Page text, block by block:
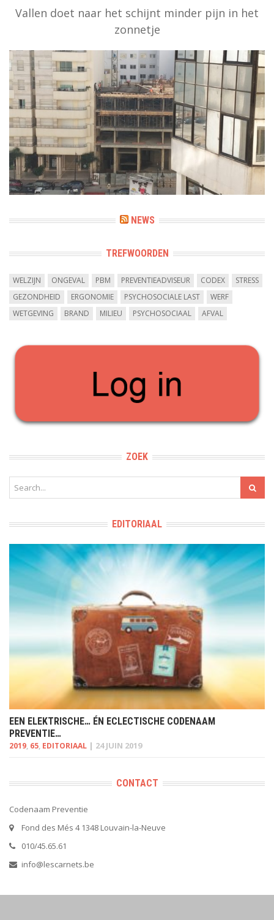
Vallen doet naar het schijnt minder pijn in het
zonnetje
NEWS
TREFWOORDEN
WELZIJN ONGEVAL PBM PREVENTIEADVISEUR CODEX
STRESS
GEZONDHEID
ERGONOMIE PSYCHOSOCIALE LAST
WERF
WETGEVING
BRAND MILIEU PSYCHOSOCIAAL AFVAL
ZOEK
EDITORIAAL
EEN ELEKTRISCHE… ÉN ECLECTISCHE CODENAAM
PREVENTIE…
2019, 65, EDITORIAAL | 24 JUIN 2019
CONTACT
Codenaam Preventie
Fond des Més 4 1348 Louvain-la-Neuve
010/45.65.61
info@lescarnets.be